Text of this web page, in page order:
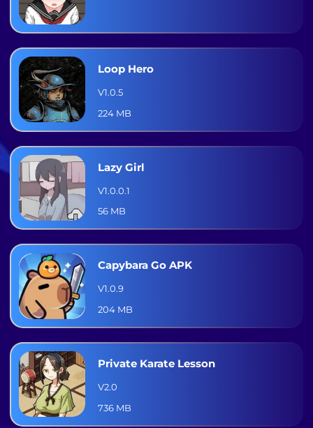
Loop Hero
V1.0.5
224 MB
Lazy Girl
V1.0.0.1
56 MB
Capybara Go APK
V1.0.9
204 MB
Private Karate Lesson
V2.0
736 MB